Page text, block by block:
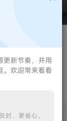
更新节奏，并用
。欢迎常来看看
时、更省心。